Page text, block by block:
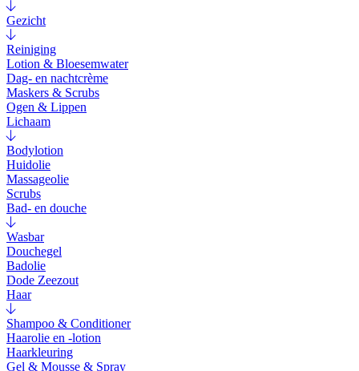
Gezicht
Reiniging
Lotion & Bloesemwater
Dag- en nachtcrème
Maskers & Scrubs
Ogen & Lippen
Lichaam
Bodylotion
Huidolie
Massageolie
Scrubs
Bad- en douche
Wasbar
Douchegel
Badolie
Dode Zeezout
Haar
Shampoo & Conditioner
Haarolie en -lotion
Haarkleuring
Gel & Mousse & Spray